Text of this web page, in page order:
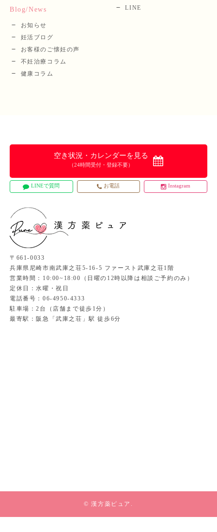
Blog/News
お知らせ
妊活ブログ
お客様のご懐妊の声
不妊治療コラム
健康コラム
LINE
〒661-0033
兵庫県尼崎市南武庫之荘5-16-5 ファースト武庫之荘1階
営業時間：10:00~18:00（日曜の12時以降は相談ご予約のみ）
定休日：水曜・祝日
電話番号：06-4950-4333
駐車場：2台（店舗まで徒歩1分）
最寄駅：阪急「武庫之荘」駅 徒歩6分
空き状況・カレンダーを見る
（24時間受付・登録不要）
LINEで質問 お電話 Instagram
© 漢方薬ピュア.